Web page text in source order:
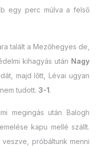
egy perc múlva a felső
talált a Mezőhegyes de,
kihagyás után Nagy
majd lőtt, Lévai ugyan
tudott. 3-1.
megingás után Balogh
kapu mellé szállt.
próbáltunk menni